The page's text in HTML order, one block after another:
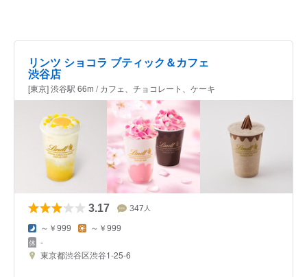
リンツ ショコラ ブティック＆カフェ
渋谷店
[東京] 渋谷駅 66m / カフェ、チョコレート、ケーキ
3.17 347 人
～￥999 ～￥999
-
東京都渋谷区渋谷1-25-6